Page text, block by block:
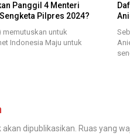
Panggil 4 Menteri
Pilpres 2024?
memutuskan untuk
Indonesia Maju untuk
dipublikasikan. Ruas yang